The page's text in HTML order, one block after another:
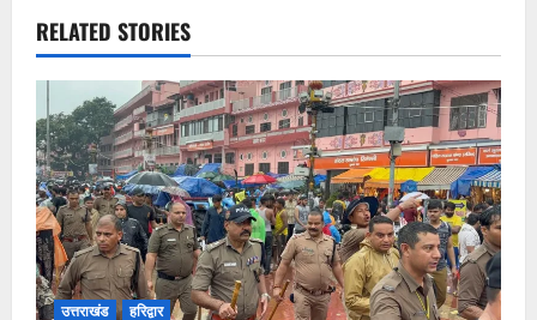
RELATED STORIES
उत्तराखंड हरिद्वार